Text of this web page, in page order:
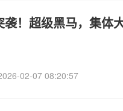
袭！超级黑马，集体
02-07 08:20:57